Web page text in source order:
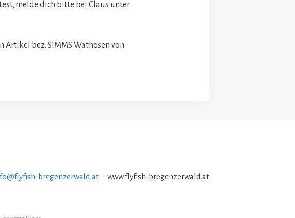
melde dich bitte bei Claus unter
Artikel bez. SIMMS Wathosen von
bregenzerwald.at –www.flyfish-bregenzerwald.at